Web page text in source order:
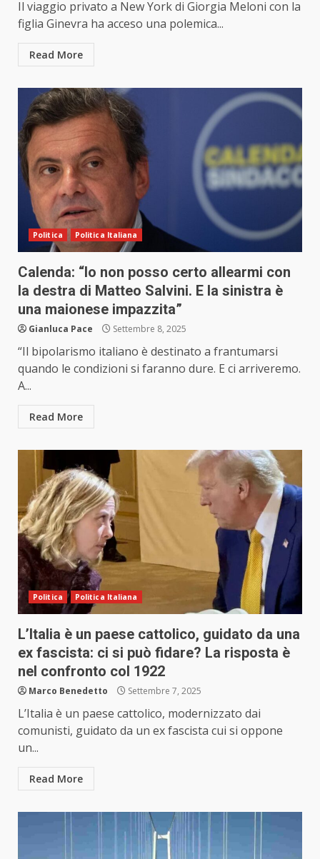
Il viaggio privato a New York di Giorgia Meloni con la
figlia Ginevra ha acceso una polemica...
Read More
Politica Politica Italiana
Calenda: “Io non posso certo allearmi con
la destra di Matteo Salvini. E la sinistra è
una maionese impazzita”
Gianluca Pace Settembre 8, 2025
“Il bipolarismo italiano è destinato a frantumarsi
quando le condizioni si faranno dure. E ci arriveremo.
A...
Read More
Politica Politica Italiana
L’Italia è un paese cattolico, guidato da una
ex fascista: ci si può fidare? La risposta è
nel confronto col 1922
Marco Benedetto Settembre 7, 2025
L’Italia è un paese cattolico, modernizzato dai
comunisti, guidato da un ex fascista cui si oppone
un...
Read More